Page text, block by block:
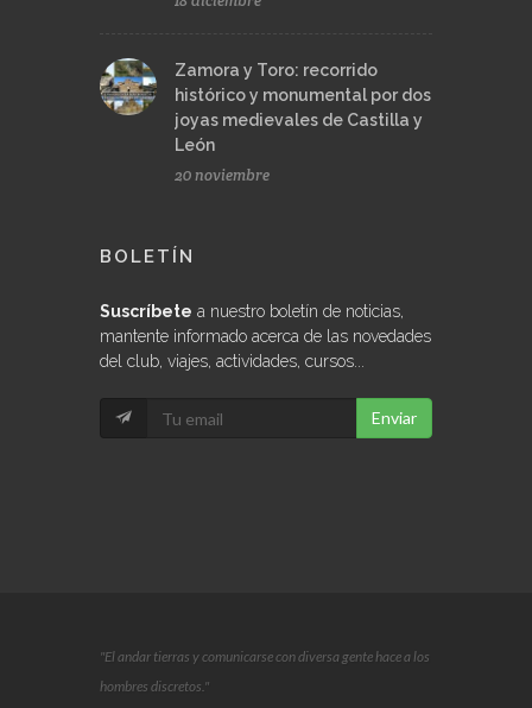
Zamora y Toro: recorrido
histórico y monumental por dos
joyas medievales de Castilla y
León
20 noviembre
BOLETÍN
Suscríbete a nuestro boletín de noticias,
mantente informado acerca de las novedades
del club, viajes, actividades, cursos...
Enviar
"El andar tierras y comunicarse con diversa gente hace a los
hombres discretos."